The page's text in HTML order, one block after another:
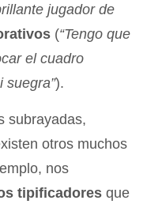
jugador de
(“Tengo que
el cuadro
suegra”).
subrayadas,
otros muchos
nos
tipificadores que